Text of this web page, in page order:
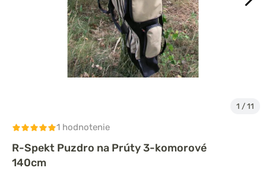
1 / 11
1 hodnotenie
R-Spekt Puzdro na Prúty 3-komorové
140cm